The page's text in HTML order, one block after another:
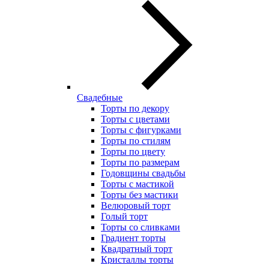
Свадебные
Торты по декору
Торты с цветами
Торты с фигурками
Торты по стилям
Торты по цвету
Торты по размерам
Годовщины свадьбы
Торты с мастикой
Торты без мастики
Велюровый торт
Голый торт
Торты со сливками
Градиент торты
Квадратный торт
Кристаллы торты